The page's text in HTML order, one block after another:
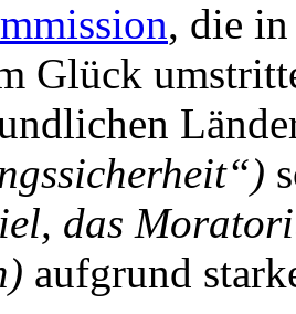
, die in
Glück
das
aufgrund